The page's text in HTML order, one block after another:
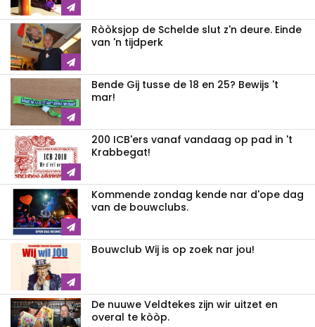
Ròòksjop de Schelde slut z'n deure. Einde
van 'n tijdperk
Bende Gij tusse de 18 en 25? Bewijs 't
mar!
200 ICB'ers vanaf vandaag op pad in 't
Krabbegat!
Kommende zondag kende nar d'ope dag
van de bouwclubs.
Bouwclub Wij is op zoek nar jou!
De nuuwe Veldtekes zijn wir uitzet en
overal te kòòp.